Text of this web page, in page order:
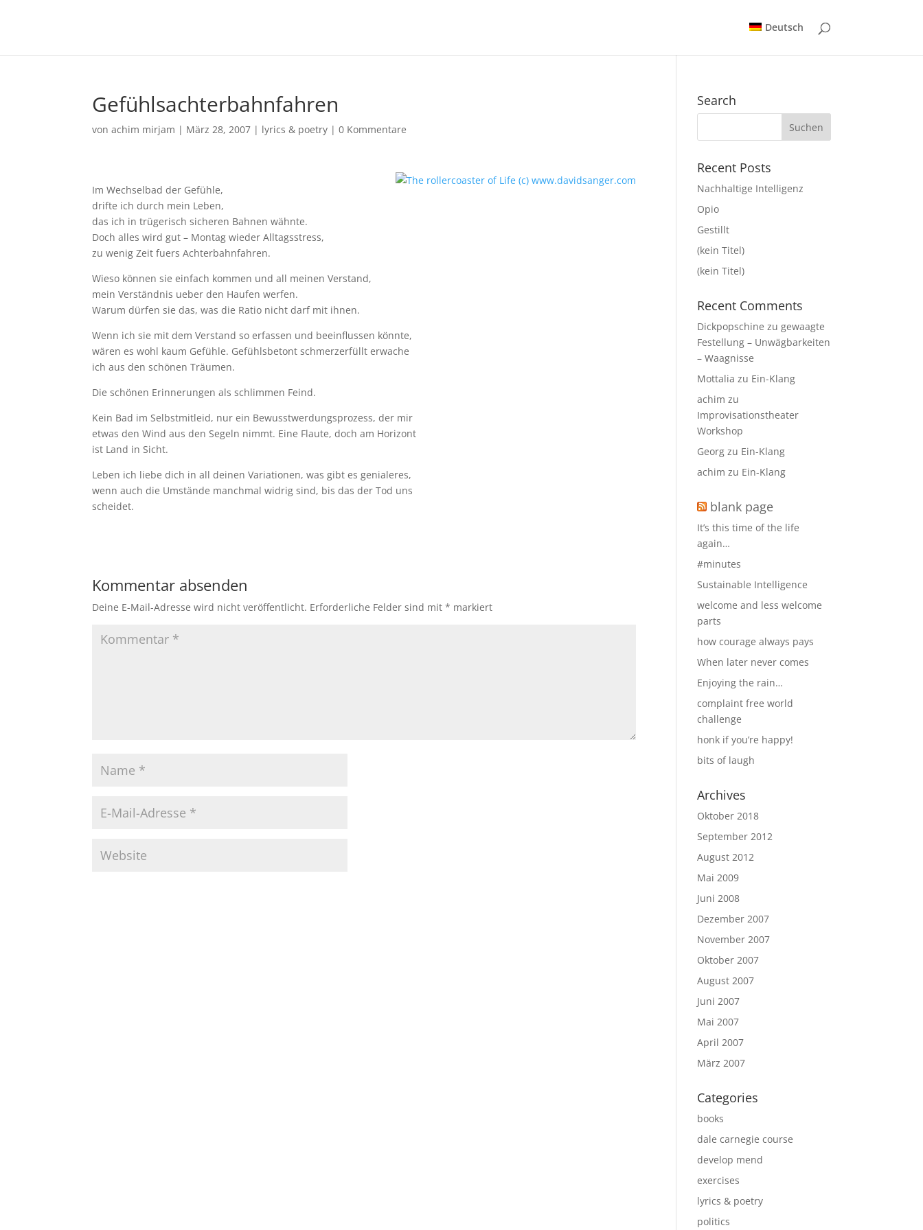
Deutsch
Gefühlsachterbahnfahren
vonachim mirjam | März 28, 2007 | lyrics & poetry |0 Kommentare
Im Wechselbad der Gefühle,
drifte ich durch mein Leben,
das ich in trügerisch sicheren Bahnen wähnte.
Doch alles wird gut – Montag wieder Alltagsstress,
zu wenig Zeit fuers Achterbahnfahren.
Wieso können sie einfach kommen und all meinen Verstand,
mein Verständnis ueber den Haufen werfen.
Warum dürfen sie das, was die Ratio nicht darf mit ihnen.
Wenn ich sie mit dem Verstand so erfassen und beeinflussen könnte,
wären es wohl kaum Gefühle. Gefühlsbetont schmerzerfüllt erwache
ich aus den schönen Träumen.
Die schönen Erinnerungen als schlimmen Feind.
Kein Bad im Selbstmitleid, nur ein Bewusstwerdungsprozess, der mir
etwas den Wind aus den Segeln nimmt. Eine Flaute, doch am Horizont
ist Land in Sicht.
Leben ich liebe dich in all deinen Variationen, was gibt es genialeres,
wenn auch die Umstände manchmal widrig sind, bis das der Tod uns
scheidet.
Kommentar absenden
Deine E-Mail-Adresse wird nicht veröffentlicht. Erforderliche Felder sind mit* markiert
Search
Recent Posts
Nachhaltige Intelligenz
Opio
Gestillt
(kein Titel)
(kein Titel)
Recent Comments
Dickpopschine zugewaagte
Festellung – Unwägbarkeiten
– Waagnisse
Mottalia zu Ein-Klang
achim zu
Improvisationstheater
Workshop
Georg zu Ein-Klang
achim zu Ein-Klang
blank page
It’s this time of the life
again…
#minutes
Sustainable Intelligence
welcome and less welcome
parts
how courage always pays
When later never comes
Enjoying the rain…
complaint free world
challenge
honk if you’re happy!
bits of laugh
Archives
Oktober 2018
September 2012
August 2012
Mai 2009
Juni 2008
Dezember 2007
November 2007
Oktober 2007
August 2007
Juni 2007
Mai 2007
April 2007
März 2007
Categories
books
dale carnegie course
develop mend
exercises
lyrics & poetry
politics